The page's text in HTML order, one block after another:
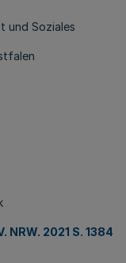
und Soziales
NRW. 2021 S. 1384